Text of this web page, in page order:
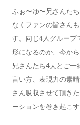
ふぉ〜ゆ〜兄さんた
なくファンの皆さん
す。同じ4人グループ
形になるのか、今か
兄さんたち4人とご
言い方、表現力の素
さん吸収させて頂き
ーションを巻き起こ